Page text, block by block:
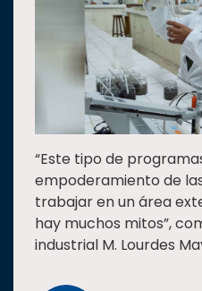
“Este tipo de
empoderamiento de
trabajar en un área
hay muchos mitos”,
industrial M. Lourdes